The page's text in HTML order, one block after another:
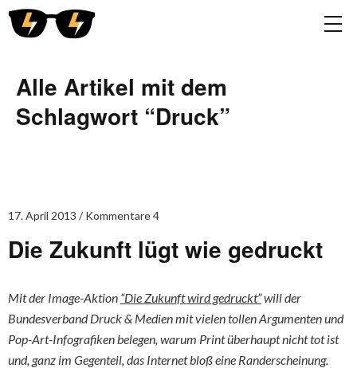
Alle Artikel mit dem
Schlagwort “Druck”
17. April 2013 Kommentare 4
Die Zukunft lügt wie gedruckt
Mit der Image-Aktion “Die Zukunft wird gedruckt”will der
Bundesverband Druck & Medien mit vielen tollen Argumenten und
Pop-Art-Infografiken belegen, warum Print überhaupt nicht tot ist
und, ganz im Gegenteil, das Internet bloß eine Randerscheinung.